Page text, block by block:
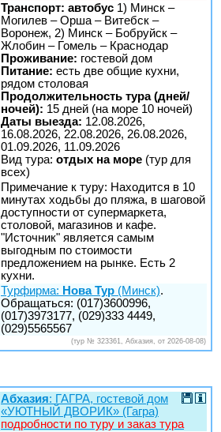
Транспорт: автобус 1) Минск –
Могилев – Орша – Витебск –
Воронеж, 2) Минск – Бобруйск –
Жлобин – Гомель – Краснодар
Проживание: гостевой дом
Питание: есть две общие кухни,
рядом столовая
Продолжительность тура (дней/
ночей): 15 дней (на море 10 ночей)
Даты выезда: 12.08.2026,
16.08.2026, 22.08.2026, 26.08.2026,
01.09.2026, 11.09.2026
Вид тура: отдых на море (тур для
всех)
Примечание к туру: Находится в 10
минутах ходьбы до пляжа, в шаговой
доступности от супермаркета,
столовой, магазинов и кафе.
"Источник" является самым
выгодным по стоимости
предложением на рынке. Есть 2
кухни.
Турфирма: Нова Тур (Минск).
Обращаться: (017)3600996,
(017)3973177, (029)333 4449,
(029)5565567
(тур № 323361, Абхазия, от 2026-08-08)
Абхазия: ГАГРА, гостевой дом
«УЮТНЫЙ ДВОРИК» (Гагра)
подробности по туру и заказ тура